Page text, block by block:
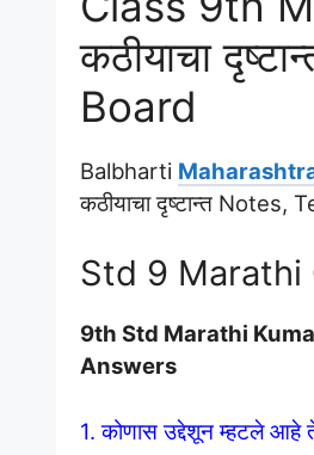
कठीयाचा
Board
Balbharti
कठीयाचा दृष्टान्त
Std 9 Marathi
9th Std Marathi
Answers
1. कोणास उद्देशून म्हटले आहे